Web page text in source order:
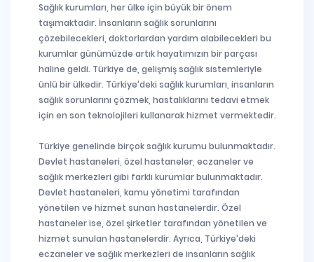
Sağlık kurumları, her ülke için büyük bir önem
taşımaktadır. İnsanların sağlık sorunlarını
çözebilecekleri, doktorlardan yardım alabilecekleri bu
kurumlar günümüzde artık hayatımızın bir parçası
haline geldi. Türkiye de, gelişmiş sağlık sistemleriyle
ünlü bir ülkedir. Türkiye'deki sağlık kurumları, insanların
sağlık sorunlarını çözmek, hastalıklarını tedavi etmek
için en son teknolojileri kullanarak hizmet vermektedir.
Türkiye genelinde birçok sağlık kurumu bulunmaktadır.
Devlet hastaneleri, özel hastaneler, eczaneler ve
sağlık merkezleri gibi farklı kurumlar bulunmaktadır.
Devlet hastaneleri, kamu yönetimi tarafından
yönetilen ve hizmet sunan hastanelerdir. Özel
hastaneler ise, özel şirketler tarafından yönetilen ve
hizmet sunulan hastanelerdir. Ayrıca, Türkiye'deki
eczaneler ve sağlık merkezleri de insanların sağlık